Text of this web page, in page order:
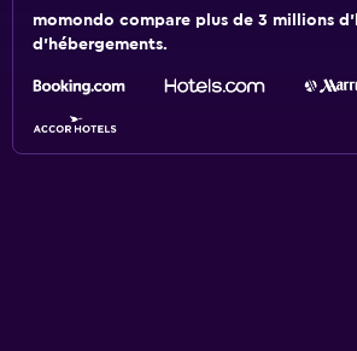
momondo compare plus de 3 millions
d'hébergements.